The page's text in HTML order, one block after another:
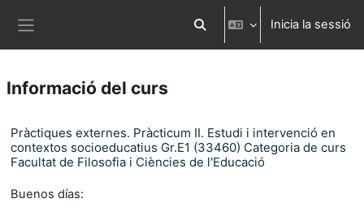
Commuta l'entrada de la cerca
Inicia la sessió
Informació del curs
Pràctiques externes. Pràcticum II. Estudi i intervenció en
contextos socioeducatius Gr.E1 (33460) Categoria de curs
Facultat de Filosofia i Ciències de l'Educació
Buenos días: